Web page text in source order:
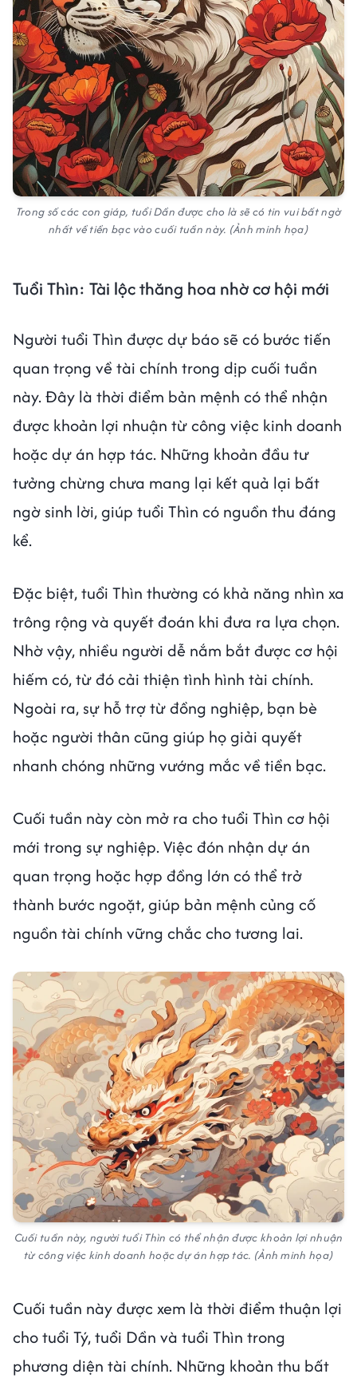
Trong số các con giáp, tuổi Dần được cho là sẽ có tin vui bất ngờ
nhất về tiền bạc vào cuối tuần này. (Ảnh minh họa)
Tuổi Thìn: Tài lộc thăng hoa nhờ cơ hội mới
Người tuổi Thìn được dự báo sẽ có bước tiến
quan trọng về tài chính trong dịp cuối tuần
này. Đây là thời điểm bản mệnh có thể nhận
được khoản lợi nhuận từ công việc kinh doanh
hoặc dự án hợp tác. Những khoản đầu tư
tưởng chừng chưa mang lại kết quả lại bất
ngờ sinh lời, giúp tuổi Thìn có nguồn thu đáng
kể.
Đặc biệt, tuổi Thìn thường có khả năng nhìn xa
trông rộng và quyết đoán khi đưa ra lựa chọn.
Nhờ vậy, nhiều người dễ nắm bắt được cơ hội
hiếm có, từ đó cải thiện tình hình tài chính.
Ngoài ra, sự hỗ trợ từ đồng nghiệp, bạn bè
hoặc người thân cũng giúp họ giải quyết
nhanh chóng những vướng mắc về tiền bạc.
Cuối tuần này còn mở ra cho tuổi Thìn cơ hội
mới trong sự nghiệp. Việc đón nhận dự án
quan trọng hoặc hợp đồng lớn có thể trở
thành bước ngoặt, giúp bản mệnh củng cố
nguồn tài chính vững chắc cho tương lai.
Cuối tuần này, người tuổi Thìn có thể nhận được khoản lợi nhuận
từ công việc kinh doanh hoặc dự án hợp tác. (Ảnh minh họa)
Cuối tuần này được xem là thời điểm thuận lợi
cho tuổi Tý, tuổi Dần và tuổi Thìn trong
phương diện tài chính. Những khoản thu bất